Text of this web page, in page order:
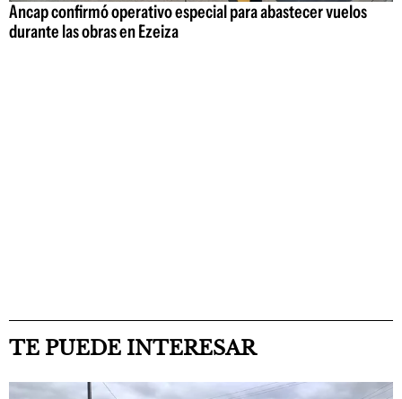
Ancap confirmó operativo especial para abastecer vuelos
durante las obras en Ezeiza
TE PUEDE INTERESAR